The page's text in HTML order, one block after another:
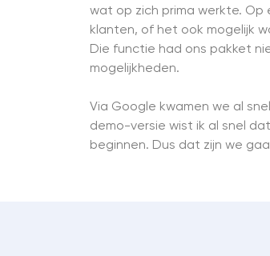
wat op zich prima werkte.
klanten, of het ook mogelijk
Die functie had ons pakket
mogelijkheden.
Via Google kwamen we al
demo-versie wist ik al snel
beginnen. Dus dat zijn we